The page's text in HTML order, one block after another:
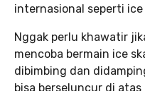
internasional seperti
Nggak perlu khawatir
mencoba bermain ice
dibimbing dan
bisa berseluncur di atas